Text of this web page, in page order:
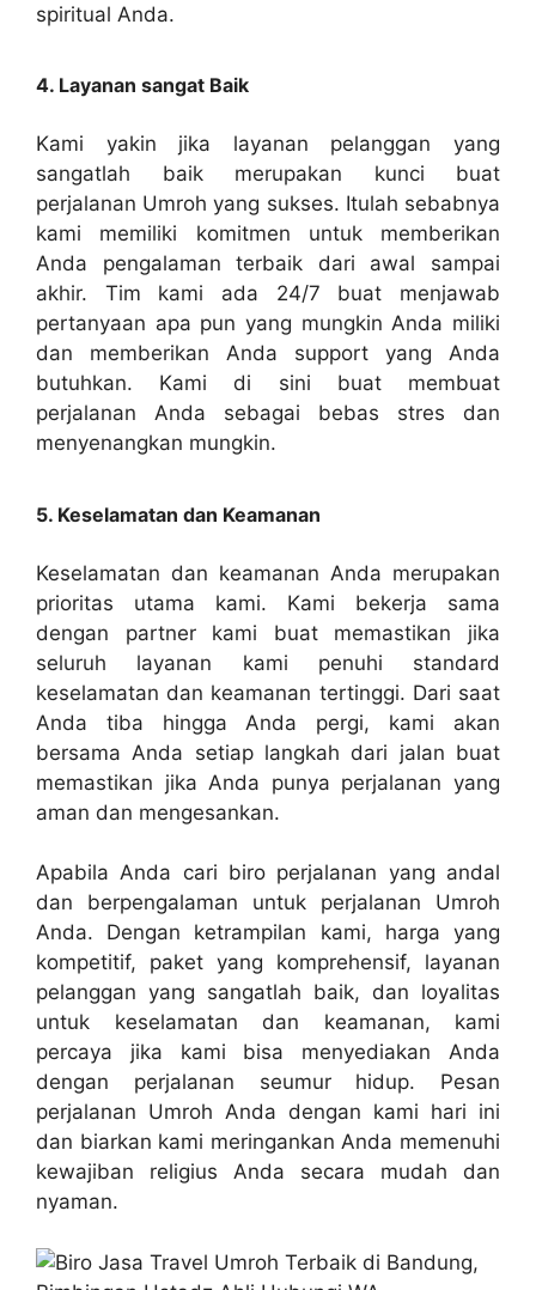
spiritual Anda.
4. Layanan sangat Baik
Kami yakin jika layanan pelanggan yang
sangatlah baik merupakan kunci buat
perjalanan Umroh yang sukses. Itulah sebabnya
kami memiliki komitmen untuk memberikan
Anda pengalaman terbaik dari awal sampai
akhir. Tim kami ada 24/7 buat menjawab
pertanyaan apa pun yang mungkin Anda miliki
dan memberikan Anda support yang Anda
butuhkan. Kami di sini buat membuat
perjalanan Anda sebagai bebas stres dan
menyenangkan mungkin.
5. Keselamatan dan Keamanan
Keselamatan dan keamanan Anda merupakan
prioritas utama kami. Kami bekerja sama
dengan partner kami buat memastikan jika
seluruh layanan kami penuhi standard
keselamatan dan keamanan tertinggi. Dari saat
Anda tiba hingga Anda pergi, kami akan
bersama Anda setiap langkah dari jalan buat
memastikan jika Anda punya perjalanan yang
aman dan mengesankan.
Apabila Anda cari biro perjalanan yang andal
dan berpengalaman untuk perjalanan Umroh
Anda. Dengan ketrampilan kami, harga yang
kompetitif, paket yang komprehensif, layanan
pelanggan yang sangatlah baik, dan loyalitas
untuk keselamatan dan keamanan, kami
percaya jika kami bisa menyediakan Anda
dengan perjalanan seumur hidup. Pesan
perjalanan Umroh Anda dengan kami hari ini
dan biarkan kami meringankan Anda memenuhi
kewajiban religius Anda secara mudah dan
nyaman.